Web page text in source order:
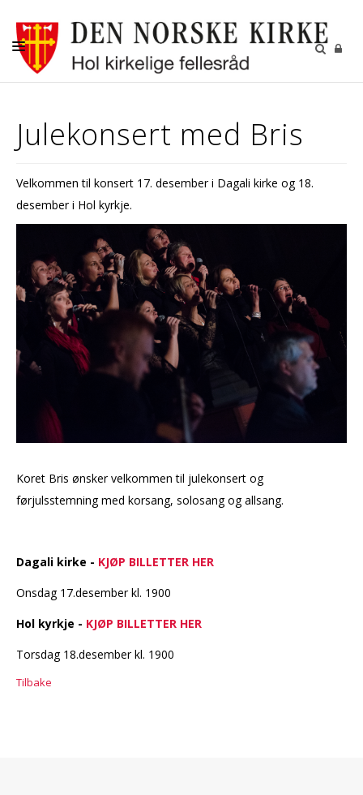
KONFIRMASJON
KIRKENE I HOL
FASTE AKTIVITETER
GJENBRUKSBUTIKKEN
NYHETSBREV
Julekonsert med Bris
Velkommen til konsert 17. desember i Dagali kirke og 18.
desember i Hol kyrkje.
Koret Bris ønsker velkommen til julekonsert og
førjulsstemning med korsang, solosang og allsang.
Dagali kirke - KJØP BILLETTER HER
Onsdag 17.desember kl. 1900
Hol kyrkje - KJØP BILLETTER HER
Torsdag 18.desember kl. 1900
Tilbake